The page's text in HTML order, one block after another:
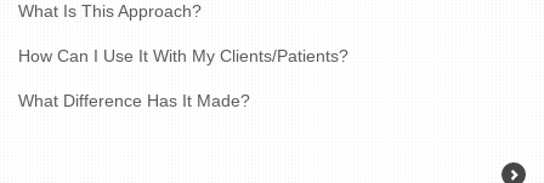
What Is This Approach?
How Can I Use It With My Clients/Patients?
What Difference Has It Made?